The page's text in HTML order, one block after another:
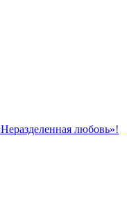
любовь»!